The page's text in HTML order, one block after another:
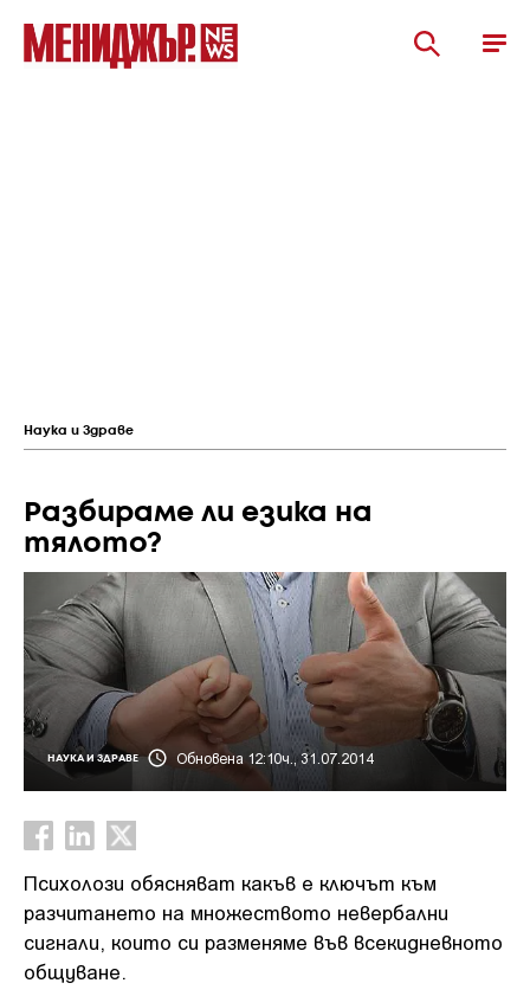
Наука и Здраве
Разбираме ли езика на
тялото?
НАУКА И ЗДРАВЕ Обновена 12:10ч., 31.07.2014
Психолози обясняват какъв е ключът към
разчитането на множеството невербални
сигнали, които си разменяме във всекидневното
общуване.